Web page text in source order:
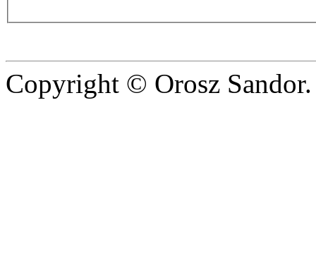
Copyright © Orosz